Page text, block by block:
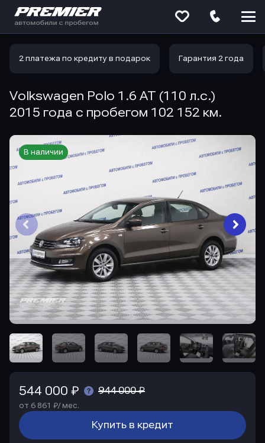
2 платежа по кредиту в подарок Гарантия 2 года
Volkswagen Polo 1.6 AT (110 л.с.)
2015 года с пробегом 102 152 км.
В наличии
544 000 ₽ 944 000 ₽
от 6 861 ₽/ мес.
Купить в кредит